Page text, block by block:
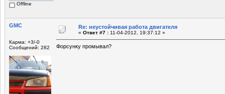
Offline
GMC
Карма: +3/-0
Сообщений: 282
Re: неустойчивая работа двигателя
« Ответ #7 : 11-04-2012, 19:37:12 »
Форсунку промывал?